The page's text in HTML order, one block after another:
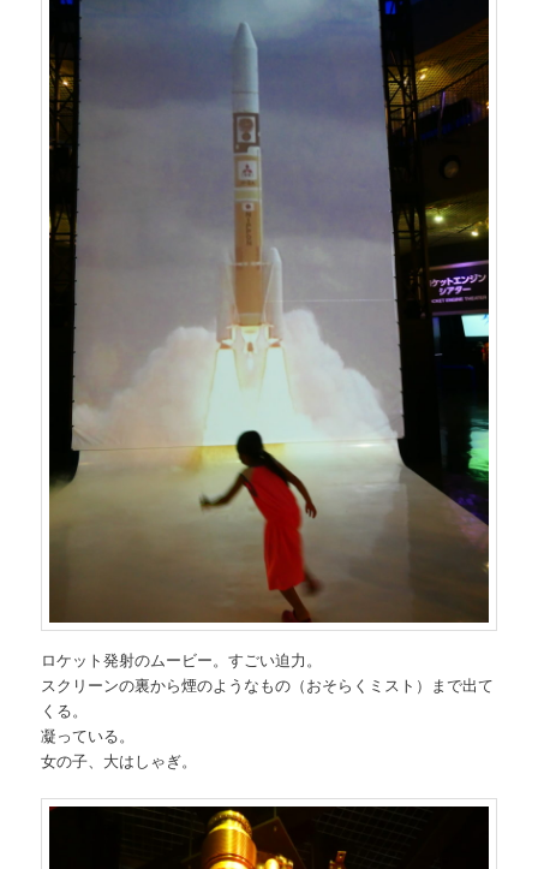
ロケット発射のムービー。すごい迫力。
スクリーンの裏から煙のようなもの（おそらくミスト）まで出て
くる。
凝っている。
女の子、大はしゃぎ。